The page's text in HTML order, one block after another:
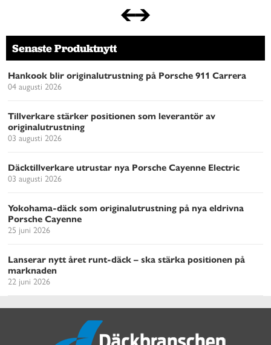
Senaste Produktnytt
Hankook blir originalutrustning på Porsche 911 Carrera
04 augusti 2026
Tillverkare stärker positionen som leverantör av
originalutrustning
03 augusti 2026
Däcktillverkare utrustar nya Porsche Cayenne Electric
03 augusti 2026
Yokohama-däck som originalutrustning på nya eldrivna
Porsche Cayenne
25 juni 2026
Lanserar nytt året runt-däck – ska stärka positionen på
marknaden
22 juni 2026